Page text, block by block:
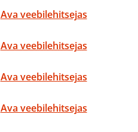
Ava veebilehitsejas
Ava veebilehitsejas
Ava veebilehitsejas
Ava veebilehitsejas